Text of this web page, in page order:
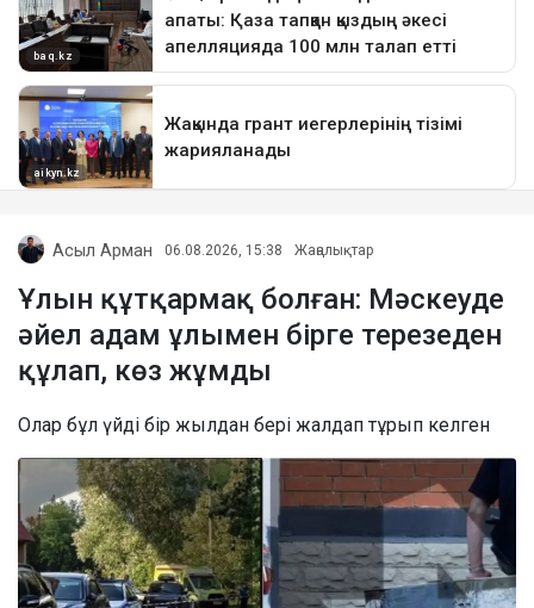
Асыл Арман 06.08.2026, 15:38 Жаңалықтар
Ұлын құтқармақ болған: Мәскеуде
әйел адам ұлымен бірге терезеден
құлап, көз жұмды
Олар бұл үйді бір жылдан бері жалдап тұрып келген